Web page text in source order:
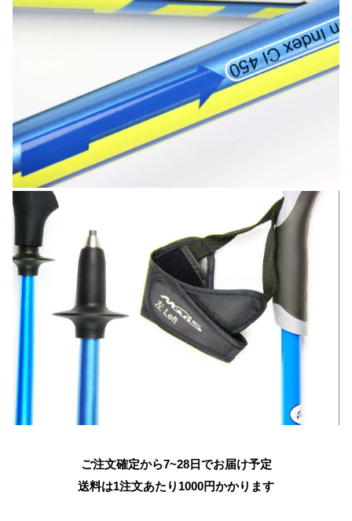
ご注文確定から7~28日でお届け予定
送料は1注文あたり 1000円かかります